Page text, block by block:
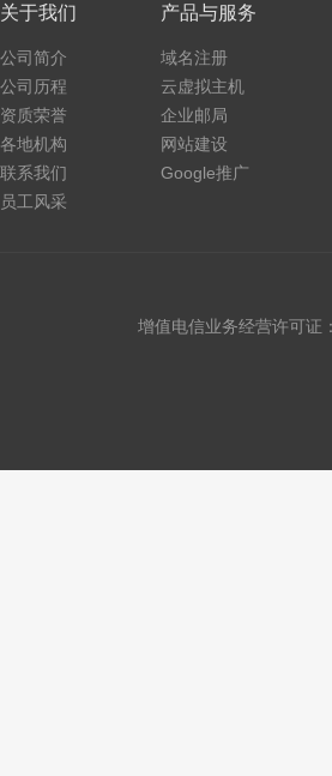
关于我们
公司简介
公司历程
资质荣誉
各地机构
联系我们
员工风采
产品与服务
域名注册
云虚拟主机
企业邮局
网站建设
Google推广
增值电信业务经营许可证